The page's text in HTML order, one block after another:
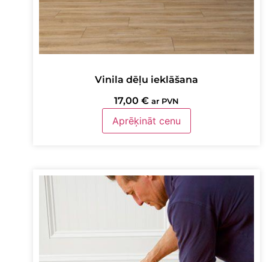
Vinila dēļu ieklāšana
17,00 € ar PVN
Aprēķināt cenu